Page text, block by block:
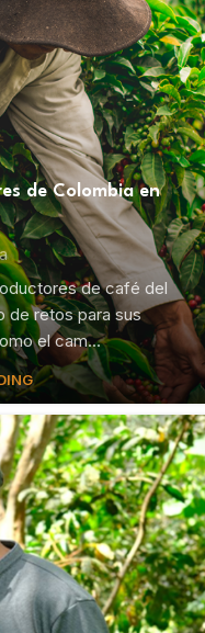
de Colombia en
de café del
de retos para sus
el cam...